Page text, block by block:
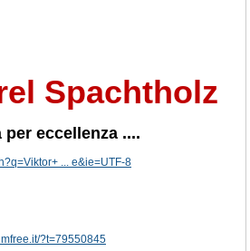
Spachtholz
eccellenza ....
... e&ie=UTF-8
?t=79550845